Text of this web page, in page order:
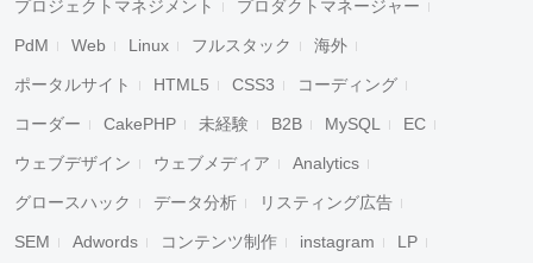
プロジェクトマネジメント プロダクトマネージャー
PdM Web Linux フルスタック 海外
ポータルサイト HTML5 CSS3 コーディング
コーダー CakePHP 未経験 B2B MySQL EC
ウェブデザイン ウェブメディア Analytics
グロースハック データ分析 リスティング広告
SEM Adwords コンテンツ制作 instagram LP